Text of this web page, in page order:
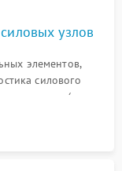
узлов
элементов,
силового
(для
(для газовых